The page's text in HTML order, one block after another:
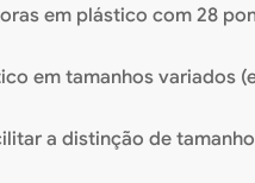
em plástico com 28
em tamanhos variados
a distinção de